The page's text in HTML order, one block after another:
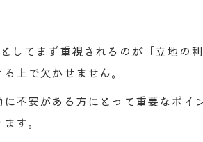
充実した就労継続支援B型の選び方
定させるB型支援の秘訣
援B型で生活リズムが安定する理由
ばれる就労継続支援B型の支援体制
してまず重視されるのが「立地の
上で欠かせません。
不安がある方にとって重要なポ
す。